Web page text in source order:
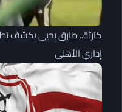
كارثة.. طارق يحيى يكشف
إداري الأهلي